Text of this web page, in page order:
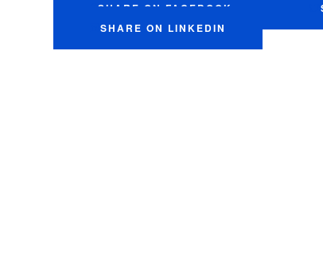
SHARE ON FACEBOOK
SHARE ON LINKEDIN